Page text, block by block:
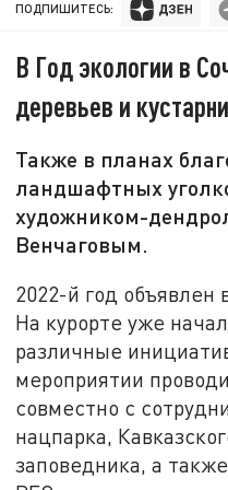
ПОДПИШИТЕСЬ:
В Год экологии в
деревьев и
Также в планах
ландшафтных
художником-
Венчаговым.
2022-й год объявлен
На курорте уже
различные
мероприятии
совместно с
нацпарка,
заповедника, а